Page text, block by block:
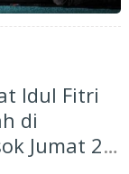
Idul Fitri
di
Jumat 21